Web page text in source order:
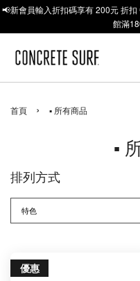
📢新會員輸入折扣碼享有 200元 折
館滿
首頁 › ▪ 所有商品
▪
排列方式
優惠